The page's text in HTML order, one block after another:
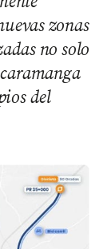
zonas
no solo
del